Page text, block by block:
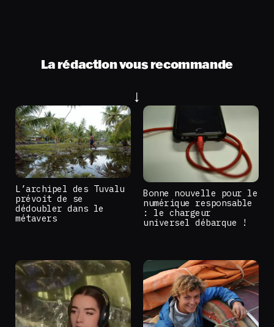
La rédaction vous recommande
L’archipel des Tuvalu
prévoit de se
dédoubler dans le
métavers
Bonne nouvelle pour le
numérique responsable
: le chargeur
universel débarque !